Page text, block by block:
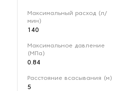
Максимальный расход (л/
мин)
140
Максимальное давление
(МПа)
0.84
Расстояние всасывания (м)
5